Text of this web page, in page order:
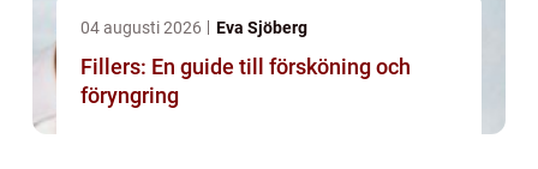
04 augusti 2026 Eva Sjöberg
Fillers: En guide till försköning och
föryngring